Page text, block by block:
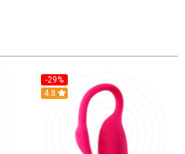
-29%
Hot
4.8